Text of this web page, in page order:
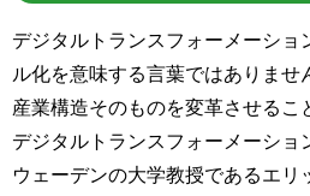
デジタルトランスフォーメーショ
ル化を意味する言葉ではありませ
産業構造そのものを変革させるこ
デジタルトランスフォーメーショ
ウェーデンの大学教授であるエリ